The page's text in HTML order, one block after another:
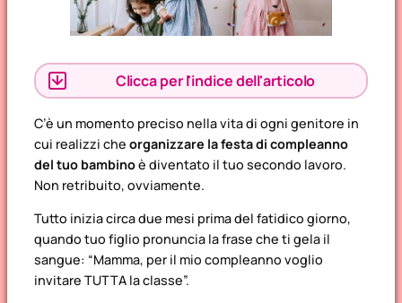
Clicca per l'indice dell'articolo
Indice dell’articolo
Fase 1: La ricerca della location (aka il girone
Fase 2: Il tema della festa
Fase 3: La lista invitati, e i suoi drammi
Fase 4: Il buffet della discordia
Fase 5: Il giorno della festa, alias il D-Day
C’è un momento preciso nella vita di ogni genitore in
cui realizzi che organizzare la festa di compleanno
del tuo bambinoè diventato il tuo secondo lavoro.
Non retribuito, ovviamente.
Tutto inizia circa due mesi prima del fatidico giorno,
quando tuo figlio pronuncia la frase che ti gela il
sangue: “Mamma, per il mio compleanno voglio
invitare TUTTA la classe”.